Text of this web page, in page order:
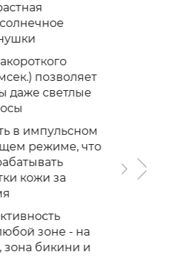
позволяет
светлые
режиме, что
за
зоне - на
бикини и
Пример